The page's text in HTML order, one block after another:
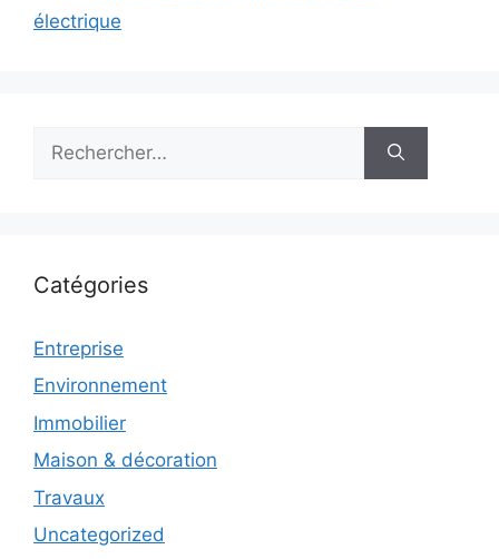
électrique
Catégories
Entreprise
Environnement
Immobilier
Maison & décoration
Travaux
Uncategorized